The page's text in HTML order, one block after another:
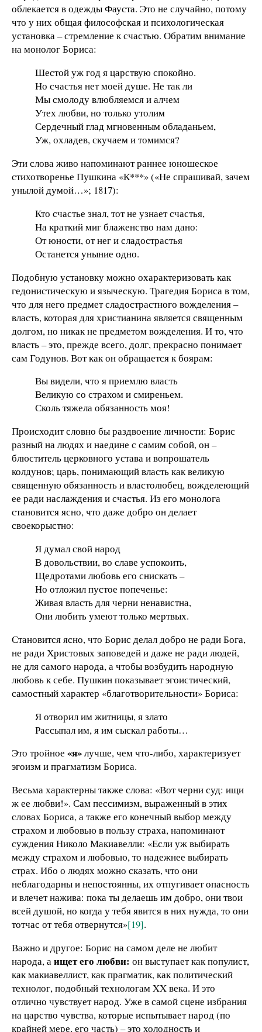
облекается в одежды Фауста. Это не случайно, потому
что у них общая философская и психологическая
установка – стремление к счастью. Обратим внимание
на монолог Бориса:
Шестой уж год я царствую спокойно.
Но счастья нет моей душе. Не так ли
Мы смолоду влюбляемся и алчем
Утех любви, но только утолим
Сердечный глад мгновенным обладаньем,
Уж, охладев, скучаем и томимся?
Эти слова живо напоминают раннее юношеское
стихотворенье Пушкина «К***» («Не спрашивай, зачем
унылой думой…»; 1817):
Кто счастье знал, тот не узнает счастья,
На краткий миг блаженство нам дано:
От юности, от нег и сладострастья
Останется уныние одно.
Подобную установку можно охарактеризовать как
гедонистическую и языческую. Трагедия Бориса в том,
что для него предмет сладострастного вожделения –
власть, которая для христианина является священным
долгом, но никак не предметом вожделения. И то, что
власть – это, прежде всего, долг, прекрасно понимает
сам Годунов. Вот как он обращается к боярам:
Вы видели, что я приемлю власть
Великую со страхом и смиреньем.
Сколь тяжела обязанность моя!
Происходит словно бы раздвоение личности: Борис
разный на людях и наедине с самим собой, он –
блюститель церковного устава и вопрошатель
колдунов; царь, понимающий власть как великую
священную обязанность и властолюбец, вожделеющий
ее ради наслаждения и счастья. Из его монолога
становится ясно, что даже добро он делает
своекорыстно:
Я думал свой народ
В довольствии, во славе успокоить,
Щедротами любовь его снискать –
Но отложил пустое попеченье:
Живая власть для черни ненавистна,
Они любить умеют только мертвых.
Становится ясно, что Борис делал добро не ради Бога,
не ради Христовых заповедей и даже не ради людей,
не для самого народа, а чтобы возбудить народную
любовь к себе. Пушкин показывает эгоистический,
самостный характер «благотворительности» Бориса:
Я отворил им житницы, я злато
Рассыпал им, я им сыскал работы…
Это тройное «я»лучше, чем что-либо, характеризует
эгоизм и прагматизм Бориса.
Весьма характерны также слова: «Вот черни суд: ищи
ж ее любви!». Сам пессимизм, выраженный в этих
словах Бориса, а также его конечный выбор между
страхом и любовью в пользу страха, напоминают
суждения Николо Макиавелли: «Если уж выбирать
между страхом и любовью, то надежнее выбирать
страх. Ибо о людях можно сказать, что они
неблагодарны и непостоянны, их отпугивает опасность
и влечет нажива: пока ты делаешь им добро, они твои
всей душой, но когда у тебя явится в них нужда, то они
тотчас от тебя отвернутся»[19].
Важно и другое: Борис на самом деле не любит
народа, аищет его любви: он выступает как популист,
как макиавеллист, как прагматик, как политический
технолог, подобный технологам XX века. И это
отлично чувствует народ. Уже в самой сцене избрания
на царство чувства, которые испытывает народ (по
крайней мере, его часть) – это холодность и